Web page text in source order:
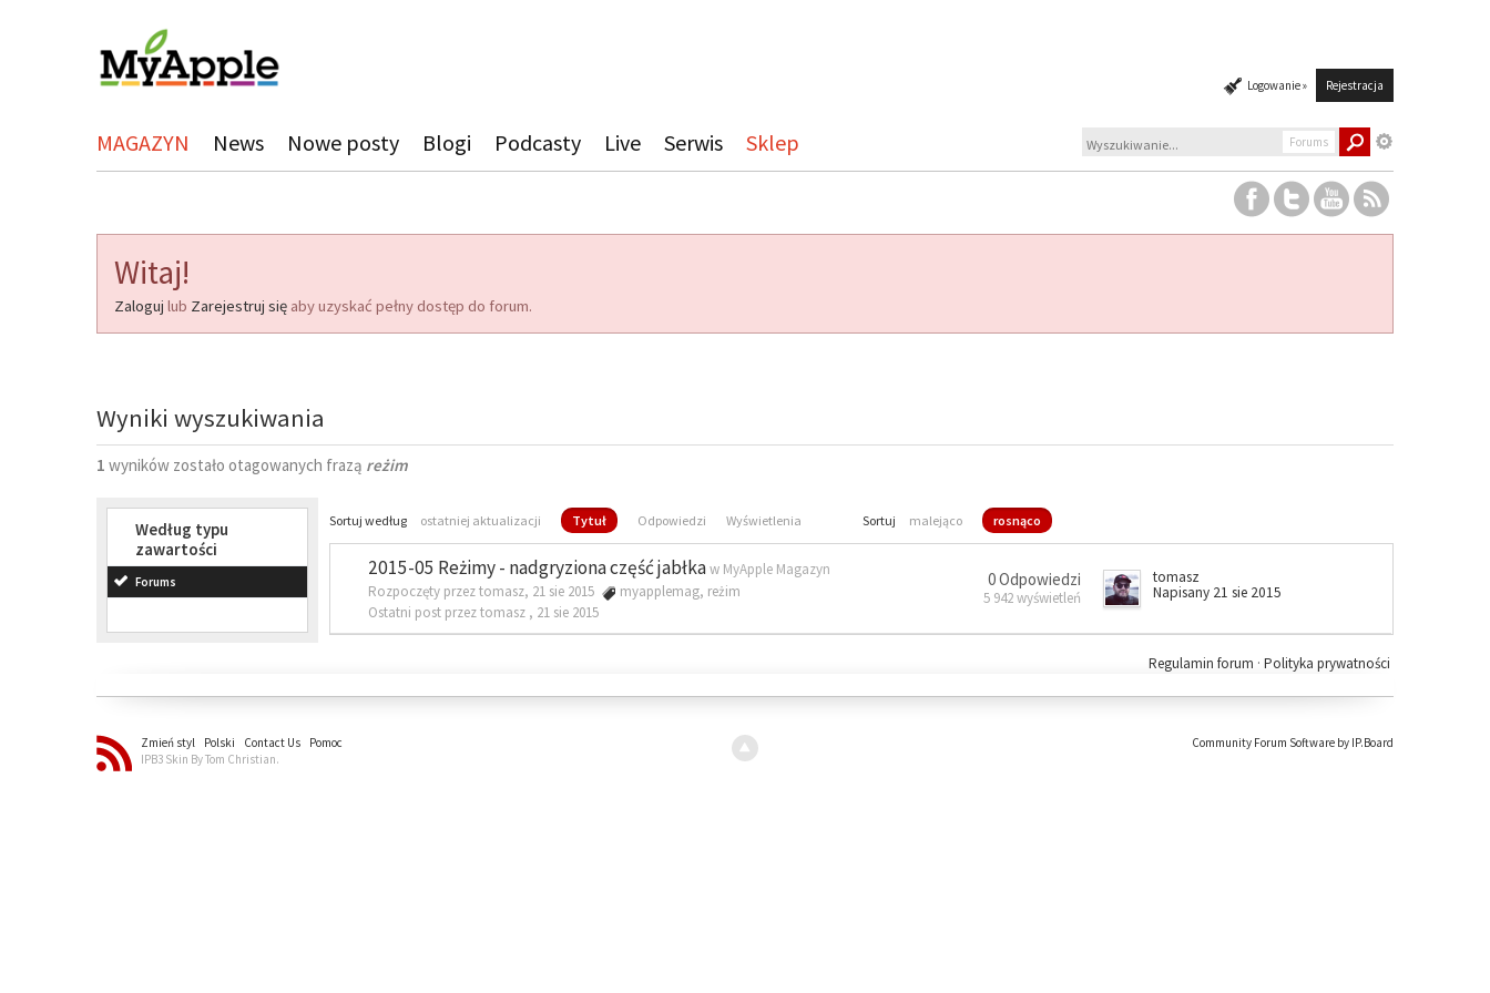
Logowanie » Rejestracja
MAGAZYN News Nowe posty Blogi Podcasty Live Serwis Sklep Forums
Witaj!
Zaloguj lub Zarejestruj się aby uzyskać pełny dostęp do forum.
Wyniki wyszukiwania
1 wyników zostało otagowanych frazą reżim
Według typu
zawartości
Forums
Sortuj według ostatniej aktualizacji Tytuł Odpowiedzi Wyświetlenia Sortuj malejąco rosnąco
2015-05 Reżimy - nadgryziona część jabłkaw MyApple Magazyn
Rozpoczęty przez tomasz, 21 sie 2015
myapplemag, reżim
Ostatni post przez tomasz , 21 sie 2015
0 Odpowiedzi
5 942 wyświetleń
tomasz
Napisany 21 sie 2015
Polityka prywatności
Regulamin forum ·
Zmień styl Polski Contact Us
Pomoc
IPB3 Skin By Tom Christian.
Community Forum Software by IP.Board